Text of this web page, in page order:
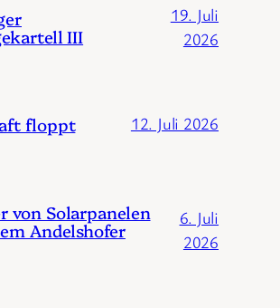
III
19. Juli
2026
floppt 12. Juli 2026
von Solarpanelen
Andelshofer
6. Juli
2026